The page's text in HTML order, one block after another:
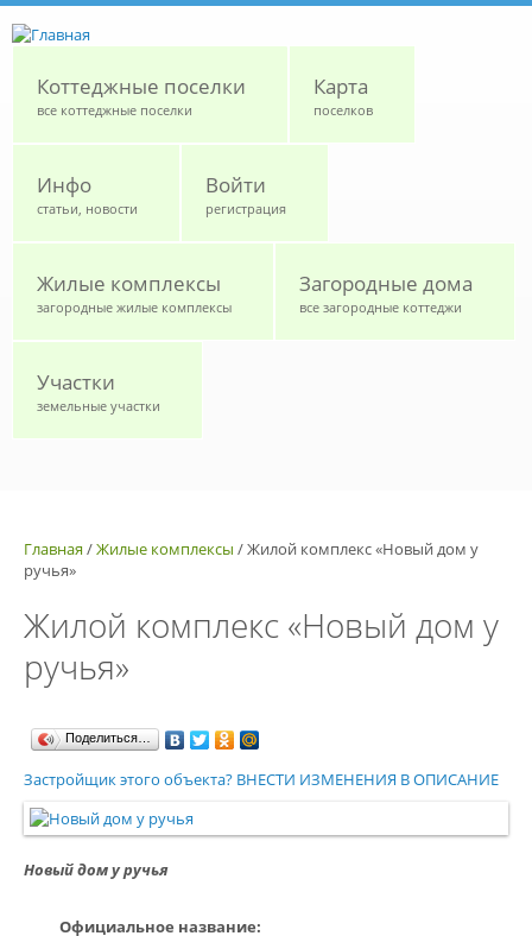
Коттеджные поселки
все коттеджные поселки
Карта
поселков
Инфо
статьи, новости
Войти
регистрация
Жилые комплексы
загородные жилые комплексы
Загородные дома
все загородные коттеджи
Участки
земельные участки
Главная /Жилые комплексы /Жилой комплекс «Новый дом у
ручья»
Жилой комплекс «Новый дом у
ручья»
Поделиться…
Застройщик этого объекта? ВНЕСТИ ИЗМЕНЕНИЯ В ОПИСАНИЕ
Новый дом у ручья
Официальное название: